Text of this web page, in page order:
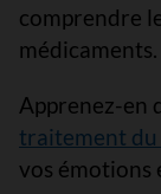
comprendre
médicaments.
Apprenez-en
traitement du
vos émotions